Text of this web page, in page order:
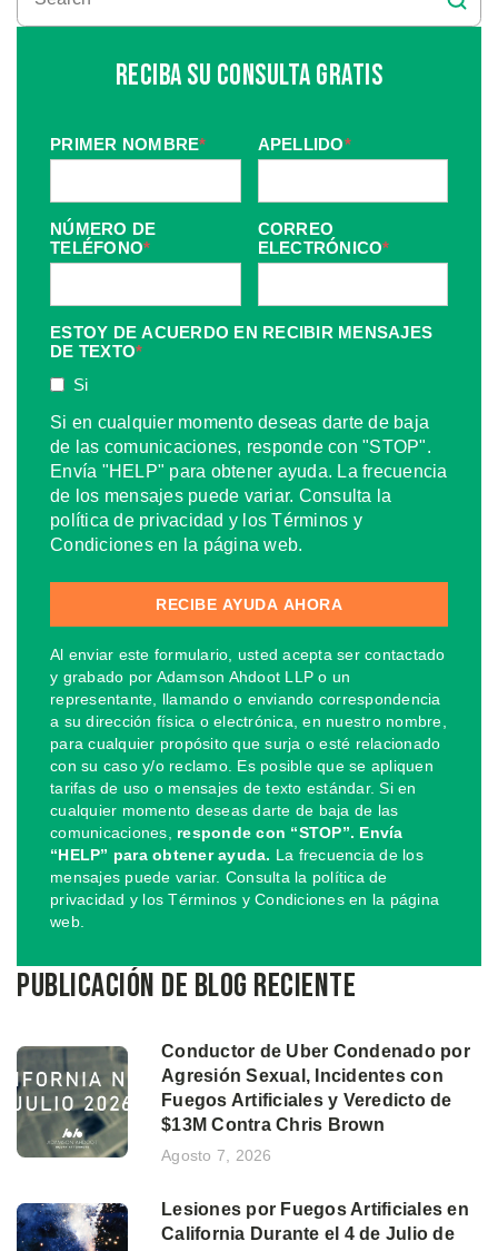
Reciba Su Consulta Gratis
PRIMER NOMBRE* APELLIDO*
NÚMERO DE
TELÉFONO*
CORREO
ELECTRÓNICO*
ESTOY DE ACUERDO EN RECIBIR MENSAJES
DE TEXTO*
Si
Si en cualquier momento deseas darte de baja
de las comunicaciones, responde con "STOP".
Envía "HELP" para obtener ayuda. La frecuencia
de los mensajes puede variar. Consulta la
política de privacidad y los Términos y
Condiciones en la página web.
Al enviar este formulario, usted acepta ser contactado
y grabado por Adamson Ahdoot LLP o un
representante, llamando o enviando correspondencia
a su dirección física o electrónica, en nuestro nombre,
para cualquier propósito que surja o esté relacionado
con su caso y/o reclamo. Es posible que se apliquen
tarifas de uso o mensajes de texto estándar. Si en
cualquier momento deseas darte de baja de las
comunicaciones, responde con “STOP”. Envía
“HELP” para obtener ayuda. La frecuencia de los
mensajes puede variar. Consulta la política de
privacidad y los Términos y Condiciones en la página
web.
Publicación de blog reciente
Conductor de Uber Condenado por
Agresión Sexual, Incidentes con
Fuegos Artificiales y Veredicto de
$13M Contra Chris Brown
Agosto 7, 2026
Lesiones por Fuegos Artificiales en
California Durante el 4 de Julio de